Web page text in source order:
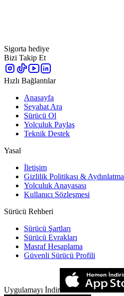
Sigorta hediye
Bizi Takip Et
Hızlı Bağlantılar
Anasayfa
Seyahat Ara
Sürücü Ol
Yolculuk Paylaş
Teknik Destek
Yasal
İletişim
Gizlilik Politikası & Aydınlatma
Yolculuk Anayasası
Kullanıcı Sözleşmesi
Sürücü Rehberi
Sürücü Şartları
Sürücü Evrakları
Masraf Hesaplama
Güvenli Sürücü Profili
Uygulamayı İndir